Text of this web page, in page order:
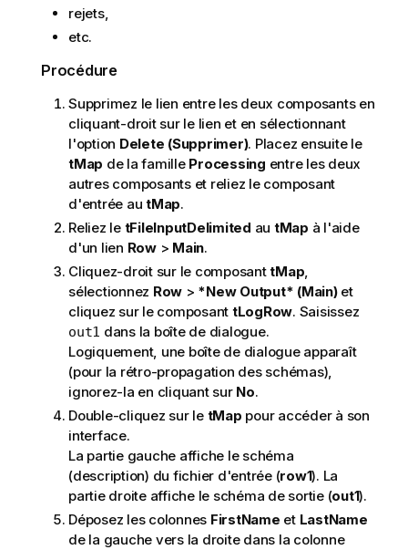
rejets,
etc.
Procédure
Supprimez le lien entre les deux composants en
cliquant-droit sur le lien et en sélectionnant
l'option Delete (Supprimer). Placez ensuite le
tMap de la famille Processing entre les deux
autres composants et reliez le composant
d'entrée au tMap.
Reliez le tFileInputDelimited au tMap à l'aide
d'un lien Row> Main.
Cliquez-droit sur le composanttMap,
sélectionnez Row > *New Output* (Main)et
cliquez sur le composant tLogRow. Saisissez
out1 dans la boîte de dialogue.
Logiquement, une boîte de dialogue apparaît
(pour la rétro-propagation des schémas),
ignorez-la en cliquant sur No.
Double-cliquez sur le tMap pour accéder à son
interface.
La partie gauche affiche le schéma
(description) du fichier d'entrée (row1). La
partie droite affiche le schéma de sortie (out1).
Déposez les colonnes FirstName et LastName
de la gauche vers la droite dans la colonne